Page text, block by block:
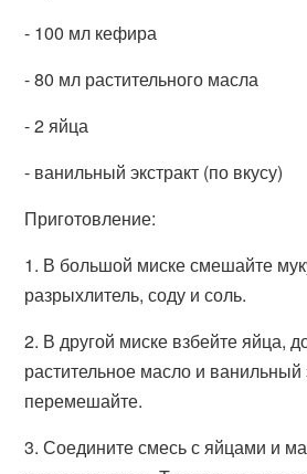
- 100 мл кефира
- 80 мл растительного масла
- 2 яйца
- ванильный экстракт (по вкусу)
Приготовление:
1. В большой миске смешайте
разрыхлитель, соду и соль.
2. В другой миске взбейте яйца,
растительное масло и
перемешайте.
3. Соедините смесь с яйцами и